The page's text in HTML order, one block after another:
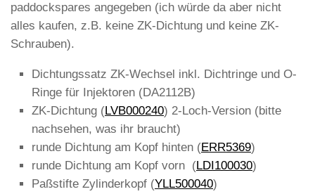
paddockspares angegeben (ich würde da aber nicht
alles kaufen, z.B. keine ZK-Dichtung und keine ZK-
Schrauben).
Dichtungssatz ZK-Wechsel inkl. Dichtringe und O-
Ringe für Injektoren (DA2112B)
ZK-Dichtung (LVB000240) 2-Loch-Version (bitte
nachsehen, was ihr braucht)
runde Dichtung am Kopf hinten (ERR5369)
runde Dichtung am Kopf vorn (LDI100030)
Paßstifte Zylinderkopf (YLL500040)